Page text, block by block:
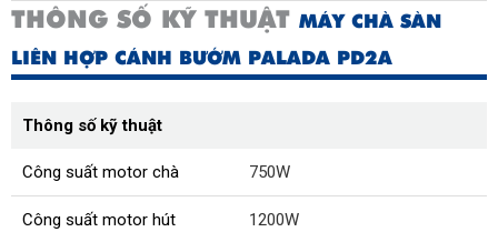
THÔNG SỐ KỸ THUẬT MÁY CHÀ SÀN
LIÊN HỢP CÁNH BƯỚM PALADA PD2A
Thông số kỹ thuật
Công suất motor chà 750W
Công suất motor hút 1200W